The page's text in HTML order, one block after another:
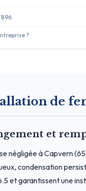
?
de
et
négligée à Capvern
condensation
et garantissent une